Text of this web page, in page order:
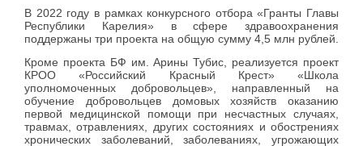
В 2022 году в рамках конкурсного отбора «Гранты Главы
Республики Карелия» в сфере здравоохранения
поддержаны три проекта на общую сумму 4,5 млн рублей.
Кроме проекта БФ им. Арины Тубис, реализуется проект
КРОО «Российский Красный Крест» «Школа
уполномоченных добровольцев», направленный на
обучение добровольцев домовых хозяйств оказанию
первой медицинской помощи при несчастных случаях,
травмах, отравлениях, других состояниях и обострениях
хронических заболеваний, заболеваниях, угрожающих